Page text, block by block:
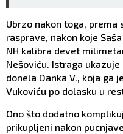
Ubrzo nakon toga,
rasprave, nakon koje
NH kalibra devet
Nešoviću. Istraga
donela Danka V., koja ga
Vukoviću po dolasku u
Ono što dodatno
prikupljeni nakon